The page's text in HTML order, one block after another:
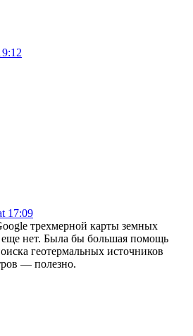
17:09
трехмерной карты земных
еще нет. Была бы большая помощь
геотермальных источников
— полезно.